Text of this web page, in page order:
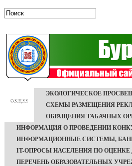
ОБЩЕЕ
ЭКОЛОГИЧЕСКОЕ
СХЕМЫ РАЗМЕЩЕНИЯ
ОБРАЩЕНИЯ ТАБАЧНЫХ
ИНФОРМАЦИЯ О ПРОВЕДЕНИИ
ИНФОРМАЦИОННЫЕ СИСТЕМЫ,
IT-ОПРОСЫ НАСЕЛЕНИЯ ПО
ПЕРЕЧЕНЬ ОБРАЗОВАТЕЛЬНЫХ